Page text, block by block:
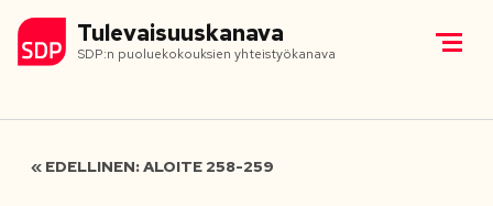
Tulevaisuuskanava
SDP:n puoluekokouksien yhteistyökanava
« EDELLINEN: ALOITE 258-259